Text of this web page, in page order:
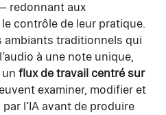
redonnant aux
contrôle de leur pratique.
ambiants traditionnels qui
à une note unique,
flux de travail centré sur
examiner, modifier et
l’IA avant de produire